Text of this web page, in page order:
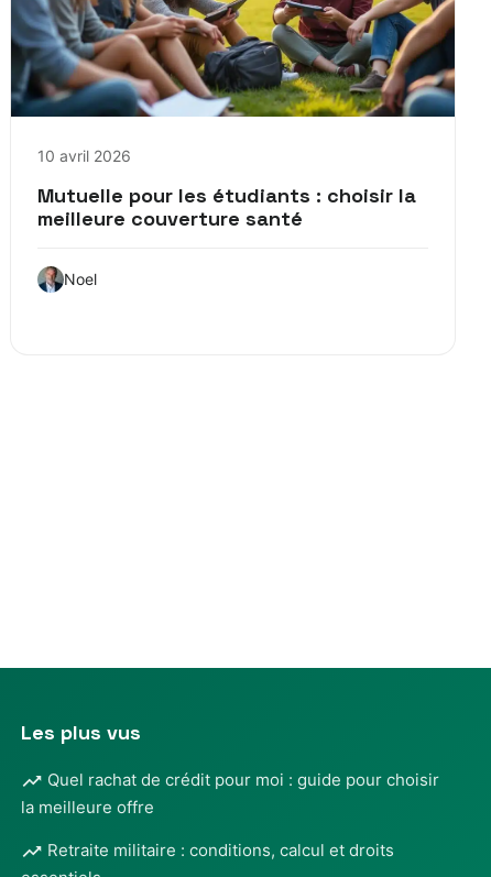
10 avril 2026
Mutuelle pour les étudiants : choisir la
meilleure couverture santé
Noel
Les plus vus
Quel rachat de crédit pour moi : guide pour choisir
la meilleure offre
Retraite militaire : conditions, calcul et droits